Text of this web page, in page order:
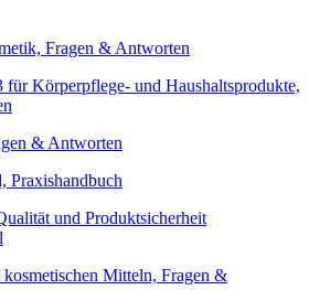
Fragen & Antworten
für Körperpflege- und Haushaltsprodukte,
& Antworten
Praxishandbuch
und Produktsicherheit
Mitteln, Fragen &